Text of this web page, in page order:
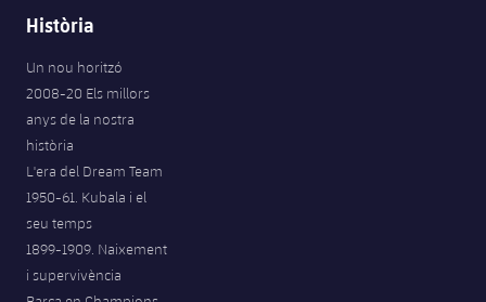
Història
Un nou horitzó
2008-20 Els millors
anys de la nostra
història
L'era del Dream Team
1950-61. Kubala i el
seu temps
1899-1909. Naixement
i supervivència